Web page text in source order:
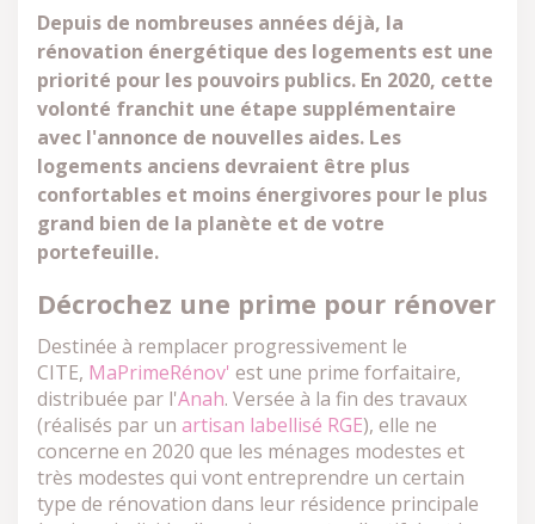
Depuis de nombreuses années déjà, la
rénovation énergétique des logements est une
priorité pour les pouvoirs publics. En 2020, cette
volonté franchit une étape supplémentaire
avec l'annonce de nouvelles aides. Les
logements anciens devraient être plus
confortables et moins énergivores pour le plus
grand bien de la planète et de votre
portefeuille.
Décrochez une prime pour rénover
Destinée à remplacer progressivement le
CITE, MaPrimeRénov' est une prime forfaitaire,
distribuée par l'Anah. Versée à la fin des travaux
(réalisés par un artisan labellisé RGE), elle ne
concerne en 2020 que les ménages modestes et
très modestes qui vont entreprendre un certain
type de rénovation dans leur résidence principale